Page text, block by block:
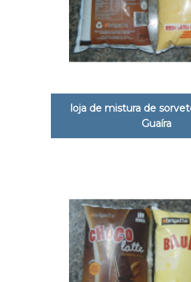
loja de mistura de
Guaíra